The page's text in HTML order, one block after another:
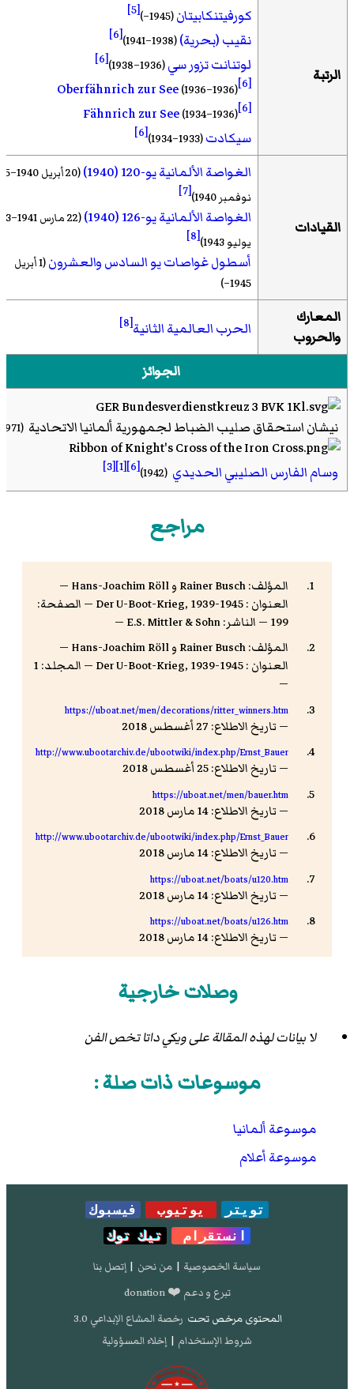
الرتبة
كورفيتنكابيتان(1945–)
[5]
نقيب (بحرية)(1938–1941)
[6]
لوتنانت تزور سي(1936–1938)
[6]
Oberfähnrich zur See(1936–1936)[6]
Fähnrich zur See(1934–1936)[6]
سيكادت(1933–1934)
[6]
القيادات
الغواصة الألمانية يو-120 (1940)
(20 أبريل 1940–25
نوفمبر 1940)
[7]
الغواصة الألمانية يو-126 (1940)
(22 مارس 1941–3
يوليو 1943)
[8]
أسطول غواصات يو السادس والعشرون
(1 أبريل
1945–)
المعارك
والحروب
الحرب العالمية الثانية[8]
الجوائز
نيشان استحقاق صليب الضباط لجمهورية ألمانيا الاتحادية (1971)
وسام الفارس الصليبي الحديدي (1942)
[6]
[1]
[3]
مراجع
المؤلف: Rainer Busch و Hans-Joachim Röll —
العنوان : Der U-Boot-Krieg, 1939-1945 — الصفحة:
199 — الناشر: E.S. Mittler & Sohn —
المؤلف: Rainer Busch و Hans-Joachim Röll —
العنوان : Der U-Boot-Krieg, 1939-1945 — المجلد: 1
—
https://uboat.net/men/decorations/ritter_winners.htm
— تاريخ الاطلاع: 27 أغسطس 2018
http://www.ubootarchiv.de/ubootwiki/index.php/Ernst_Bauer
— تاريخ الاطلاع: 25 أغسطس 2018
https://uboat.net/men/bauer.htm
— تاريخ الاطلاع: 14 مارس 2018
http://www.ubootarchiv.de/ubootwiki/index.php/Ernst_Bauer
— تاريخ الاطلاع: 14 مارس 2018
https://uboat.net/boats/u120.htm
— تاريخ الاطلاع: 14 مارس 2018
https://uboat.net/boats/u126.htm
— تاريخ الاطلاع: 14 مارس 2018
وصلات خارجية
لا بيانات لهذه المقالة على ويكي داتا تخص الفن
موسوعات ذات صلة :
موسوعة ألمانيا
موسوعة أعلام
تويتر يوتيوب
فيسبوك
انستقرام
تيك توك
سياسة الخصوصية | من نحن | إتصل بنا
تبرع و دعم ❤️ donation
المحتوى مرخص تحت رخصة المشاع الإبداعي 3.0
شروط الإستخدام | إخلاء المسؤولية